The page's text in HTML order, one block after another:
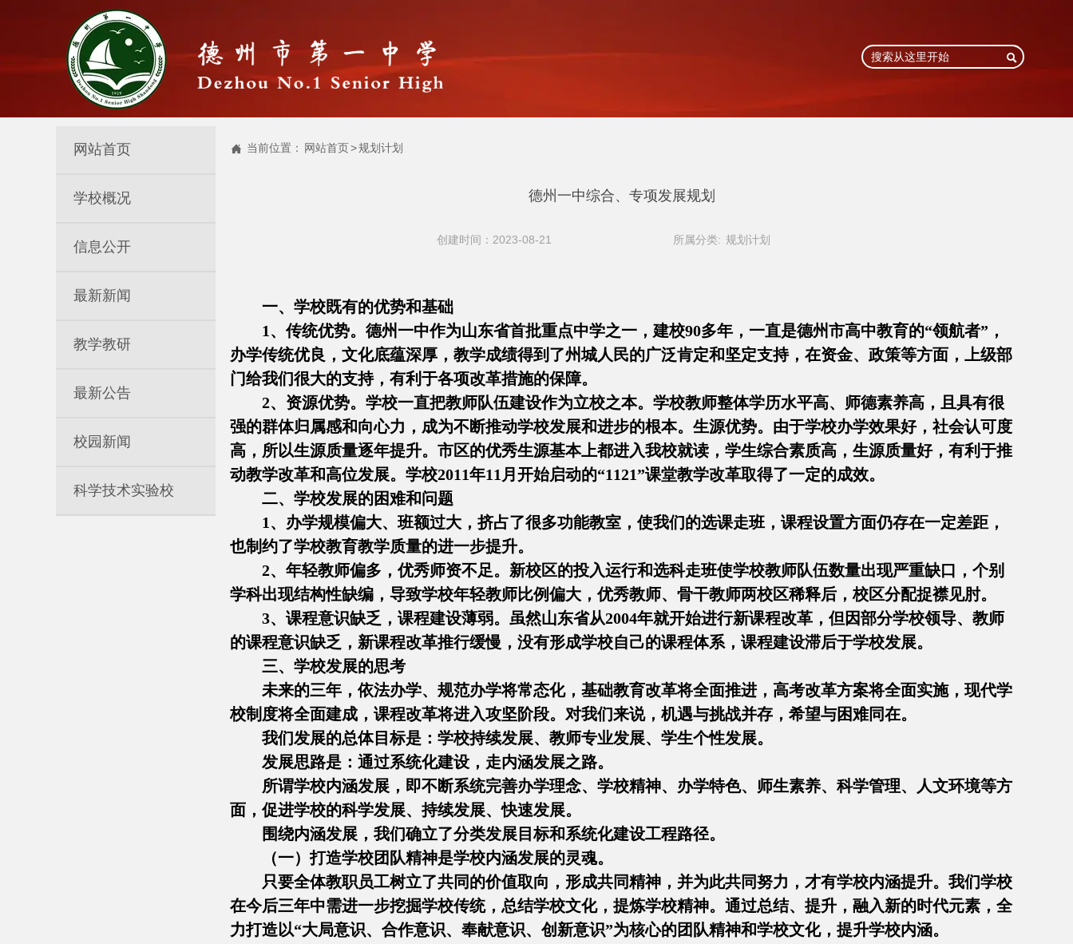

德州一中综合、专项发展规划
创建时间：2023-08-21 所属分类: 规划计划
一、 学校既有的优势和基础
1、传统优势。德州一中作为山东省首批重点中学之一，建校90多年，一直是德州市高中教育的“领航者”，
办学传统优良，文化底蕴深厚，教学成绩得到了州城人民的广泛肯定和坚定支持，在资金、政策等方面，上级部
门给我们很大的支持，有利于各项改革措施的保障。
2、资源优势。学校一直把教师队伍建设作为立校之本。学校教师整体学历水平高、师德素养高，且具有很
强的群体归属感和向心力，成为不断推动学校发展和进步的根本。生源优势。由于学校办学效果好，社会认可度
高，所以生源质量逐年提升。市区的优秀生源基本上都进入我校就读，学生综合素质高，生源质量好，有利于推
动教学改革和高位发展。学校2011年11月开始启动的“1121”课堂教学改革取得了一定的成效。
二、学校发展的困难和问题
1、办学规模偏大、班额过大，挤占了很多功能教室，使我们的选课走班，课程设置方面仍存在一定差距，
也制约了学校教育教学质量的进一步提升。
2、年轻教师偏多，优秀师资不足。新校区的投入运行和选科走班使学校教师队伍数量出现严重缺口，个别
学科出现结构性缺编，导致学校年轻教师比例偏大，优秀教师、骨干教师两校区稀释后，校区分配捉襟见肘。
3、课程意识缺乏，课程建设薄弱。虽然山东省从2004年就开始进行新课程改革，但因部分学校领导、教师
的课程意识缺乏，新课程改革推行缓慢，没有形成学校自己的课程体系，课程建设滞后于学校发展。
三、学校发展的思考
未来的三年，依法办学、规范办学将常态化，基础教育改革将全面推进，高考改革方案将全面实施，现代学
校制度将全面建成，课程改革将进入攻坚阶段。对我们来说，机遇与挑战并存，希望与困难同在。
我们发展的总体目标是：学校持续发展、教师专业发展、学生个性发展。
发展思路是：通过系统化建设，走内涵发展之路。
所谓学校内涵发展，即不断系统完善办学理念、学校精神、办学特色、师生素养、科学管理、人文环境等方
面，促进学校的科学发展、持续发展、快速发展。
围绕内涵发展，我们确立了分类发展目标和系统化建设工程路径。
（一）打造学校团队精神是学校内涵发展的灵魂。
只要全体教职员工树立了共同的价值取向，形成共同精神，并为此共同努力，才有学校内涵提升。我们学校
在今后三年中需进一步挖掘学校传统，总结学校文化，提炼学校精神。通过总结、提升，融入新的时代元素，全
力打造以“大局意识、合作意识、奉献意识、创新意识”为核心的团队精神和学校文化，提升学校内涵。
 当前位置： 网站首页>规划计划
网站首页
学校概况
信息公开
最新新闻
教学教研
最新公告
校园新闻
科学技术实验校